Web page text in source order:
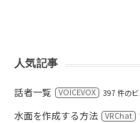
人気記事
話者一覧 VOICEVOX 397 件の
水面を作成する方法 VRChat